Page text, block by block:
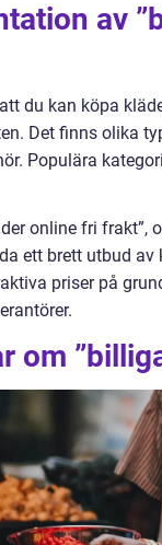
av
du kan köpa
Det finns olika
Populära
online fri frakt”,
ett brett utbud
priser på
om